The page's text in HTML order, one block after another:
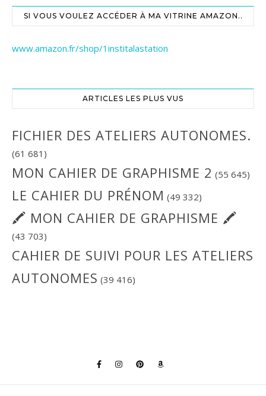
SI VOUS VOULEZ ACCÉDER À MA VITRINE AMAZON..
www.amazon.fr/shop/1institalastation
ARTICLES LES PLUS VUS
FICHIER DES ATELIERS AUTONOMES.
(61 681)
MON CAHIER DE GRAPHISME 2 (55 645)
LE CAHIER DU PRÉNOM (49 332)
🖍 MON CAHIER DE GRAPHISME 🖍
(43 703)
CAHIER DE SUIVI POUR LES ATELIERS
AUTONOMES (39 416)